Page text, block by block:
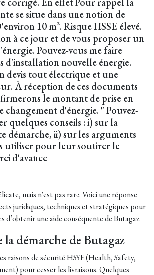
se situe dans une notion de
10 m². Risque HSSE élevé.
à ce jour et de vous proposer un
Pouvez-vous me faire
d'installation nouvelle énergie.
devis tout électrique et une
À réception de ces documents
le montant de prise en
changement d'énergie. " Pouvez-
quelques conseils : i) sur la
démarche, ii) sur les arguments
utiliser pour leur soutirer le
d'avance
mais n'est pas rare. Voici une réponse
juridiques, techniques et stratégiques pour
d’obtenir une aide conséquente de Butagaz.
la démarche de Butagaz
raisons de sécurité HSSE (Health, Safety,
pour cesser les livraisons. Quelques